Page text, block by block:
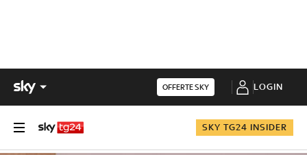
OFFERTE SKY LOGIN
SKY TG24 INSIDER